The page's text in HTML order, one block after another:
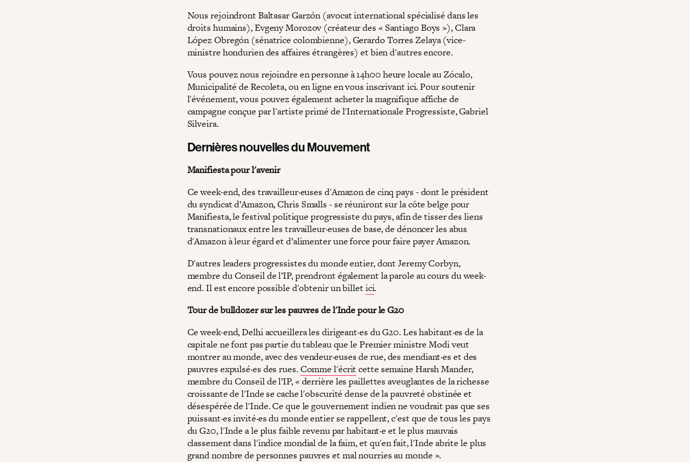
Nous rejoindront Baltasar Garzón (avocat international spécialisé dans les
droits humains), Evgeny Morozov (créateur des « Santiago Boys »), Clara
López Obregón (sénatrice colombienne), Gerardo Torres Zelaya (vice-
ministre hondurien des affaires étrangères) et bien d'autres encore.
Vous pouvez nous rejoindre en personne à 14h00 heure locale au Zócalo,
Municipalité de Recoleta, ou en ligne en vous inscrivant ici. Pour soutenir
l'événement, vous pouvez également acheter la magnifique affiche de
campagne conçue par l'artiste primé de l'Internationale Progressiste, Gabriel
Silveira.
Dernières nouvelles du Mouvement
Manifiesta pour l'avenir
Ce week-end, des travailleur·euses d'Amazon de cinq pays - dont le président
du syndicat d’Amazon, Chris Smalls - se réuniront sur la côte belge pour
Manifiesta, le festival politique progressiste du pays, afin de tisser des liens
transnationaux entre les travailleur·euses de base, de dénoncer les abus
d'Amazon à leur égard et d’alimenter une force pour faire payer Amazon.
D'autres leaders progressistes du monde entier, dont Jeremy Corbyn,
membre du Conseil de l’IP, prendront également la parole au cours du week-
end. Il est encore possible d'obtenir un billet ici.
Tour de bulldozer sur les pauvres de l'Inde pour le G20
Ce week-end, Delhi accueillera les dirigeant·es du G20. Les habitant·es de la
capitale ne font pas partie du tableau que le Premier ministre Modi veut
montrer au monde, avec des vendeur·euses de rue, des mendiant·es et des
pauvres expulsé·es des rues. Comme l'écrit cette semaine Harsh Mander,
membre du Conseil de l’IP, « derrière les paillettes aveuglantes de la richesse
croissante de l'Inde se cache l'obscurité dense de la pauvreté obstinée et
désespérée de l'Inde. Ce que le gouvernement indien ne voudrait pas que ses
puissant·es invité·es du monde entier se rappellent, c'est que de tous les pays
du G20, l'Inde a le plus faible revenu par habitant·e et le plus mauvais
classement dans l'indice mondial de la faim, et qu'en fait, l'Inde abrite le plus
grand nombre de personnes pauvres et mal nourries au monde ».